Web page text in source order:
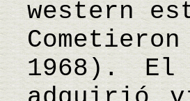
western
1968).